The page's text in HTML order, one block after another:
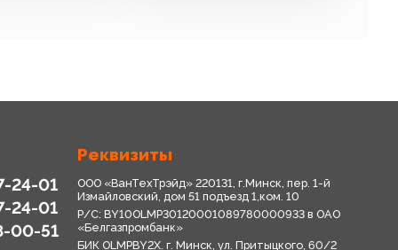
24-01
24-01
00-51
Реквизиты
ООО «ВанТехТрэйд» 220131, г.Минск, пер. 1-й
Измайловский, дом 51 подъезд 1,ком. 10
Р/С: BY10OLMP30120001089780000933 в OАО
«Белгазпромбанк»
БИК OLMPBY2X. г. Минск, ул. Притыцкого, 60/2